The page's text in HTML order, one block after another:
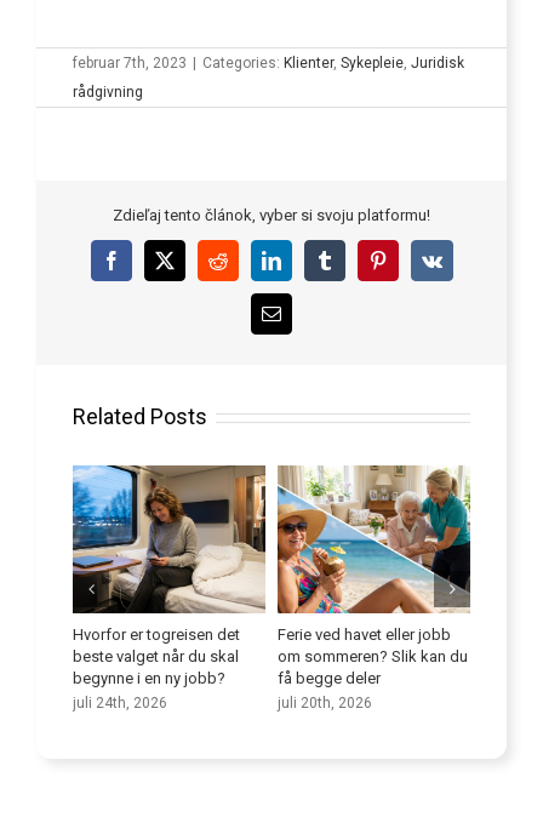
februar 7th, 2023 | Categories: Klienter, Sykepleie, Juridisk
rådgivning
Zdieľaj tento článok, vyber si svoju platformu!
Facebook
X RedditLinkedInTumblrPinterest
Vk
Email
Related Posts
Ferie ved havet eller jobb
om sommeren? Slik kan du
få begge deler
juli 20th, 2026
Forbedre
språkferdighetene dine
juli 9th, 2026